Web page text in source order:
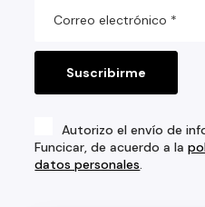
Autorizo el envío de
Funcicar, de acuerdo a la
datos personales.